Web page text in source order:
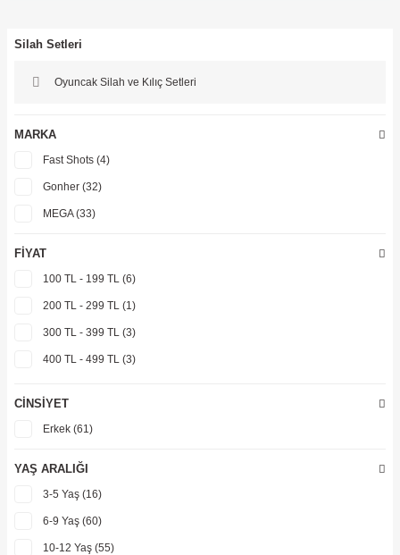
Silah Setleri
Oyuncak Silah ve Kılıç Setleri
MARKA
Fast Shots (4)
Gonher (32)
MEGA (33)
FIYAT
100 TL - 199 TL (6)
200 TL - 299 TL (1)
300 TL - 399 TL (3)
400 TL - 499 TL (3)
800 TL - 899 TL (2)
900 TL - 999 TL (3)
999 TL ve üzeri (24)
CINSIYET
Erkek (61)
YAŞ ARALIĞI
3-5 Yaş (16)
6-9 Yaş (60)
10-12 Yaş (55)